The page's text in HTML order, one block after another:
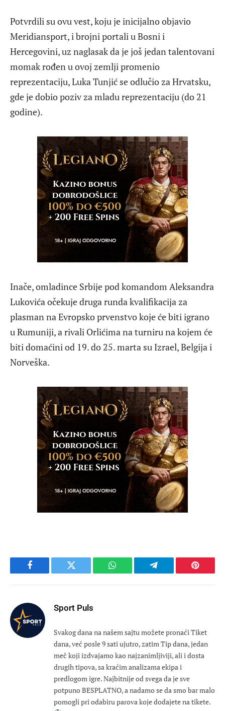
Potvrdili su ovu vest, koju je inicijalno objavio
Meridiansport, i brojni portali u Bosni i
Hercegovini, uz naglasak da je još jedan talentovani
momak rođen u ovoj zemlji promenio
reprezentaciju, Luka Tunjić se odlučio za Hrvatsku,
gde je dobio poziv za mladu reprezentaciju (do 21
godine).
Inače, omladince Srbije pod komandom Aleksandra
Lukovića očekuje druga runda kvalifikacija za
plasman na Evropsko prvenstvo koje će biti igrano
u Rumuniji, a rivali Orlićima na turniru na kojem će
biti domaćini od 19. do 25. marta su Izrael, Belgija i
Norveška.
Facebook Twitter WhatsApp Telegram
Sport Puls
Svakog dana na našem sajtu možete pronaći Tiket
dana, već posle 9 sati ujutro, zatim Tip dana, jedan
meč koji izdvajamo kao najzanimljiviji, ali i dosta
drugih tipova, sa kraćim analizama ekipa i
predlogom igre. Najbitnije od svega da je sve
potpuno BESPLATNO, a nadamo se da smo bar malo
pomogli pri odabiru parova koje dodajete na tikete.